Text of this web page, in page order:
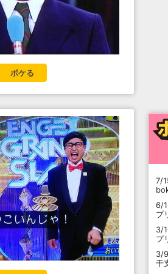
ボケる
7/
6/
プ
3/
プ
3/9
干